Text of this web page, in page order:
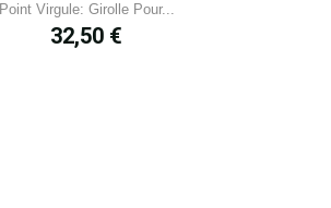
Point Virgule: Girolle Pour...
Prix
32,50 €